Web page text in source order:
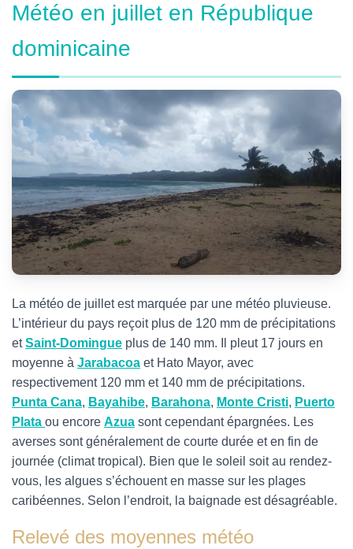
Météo en juillet en République
dominicaine
La météo de juillet est marquée par une météo pluvieuse.
L’intérieur du pays reçoit plus de 120 mm de précipitations
etSaint-Domingue plus de 140 mm. Il pleut 17 jours en
moyenne à Jarabacoa et Hato Mayor, avec
respectivement 120 mm et 140 mm de précipitations.
Punta Cana, Bayahibe, Barahona, Monte Cristi, Puerto
Plata ou encore Azua sont cependant épargnées. Les
averses sont généralement de courte durée et en fin de
journée (climat tropical). Bien que le soleil soit au rendez-
vous, les algues s’échouent en masse sur les plages
caribéennes. Selon l’endroit, la baignade est désagréable.
Relevé des moyennes météo